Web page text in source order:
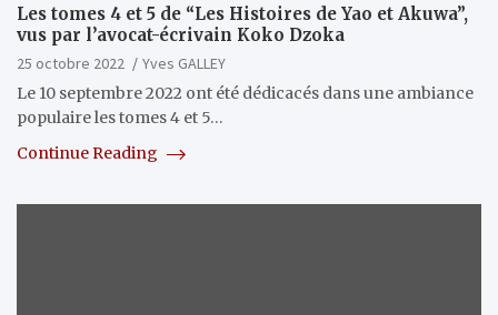
Les tomes 4 et 5 de “Les Histoires de Yao et Akuwa”,
vus par l’avocat-écrivain Koko Dzoka
25 octobre 2022
Yves GALLEY
Le 10 septembre 2022 ont été dédicacés dans une ambiance
populaire les tomes 4 et 5…
Continue Reading